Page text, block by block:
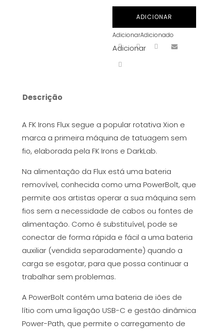
Spektra
Flux
com
ADICIONAR
AdicionarAdicionado
Adicionar
Descrição
A FK Irons Flux segue a popular rotativa Xion e
marca a primeira máquina de tatuagem sem
fio, elaborada pela FK Irons e DarkLab.
Na alimentação da Flux está uma bateria
removível, conhecida como uma PowerBolt, que
permite aos artistas operar a sua máquina sem
fios sem a necessidade de cabos ou fontes de
alimentação. Como é substituível, pode se
conectar de forma rápida e fácil a uma bateria
auxiliar (vendida separadamente) quando a
carga se esgotar, para que possa continuar a
trabalhar sem problemas.
A PowerBolt contém uma bateria de iões de
lítio com uma ligação USB-C e gestão dinâmica
Power-Path, que permite o carregamento de